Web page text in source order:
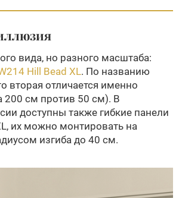
вида, но разного масштаба:
Hill Bead XL. По названию
вторая отличается именно
200 см против 50 см). В
доступны также гибкие панели
их можно монтировать на
изгиба до 40 см.